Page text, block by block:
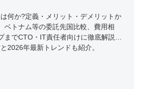
26.04.14
は？意味やメリット、失敗しない